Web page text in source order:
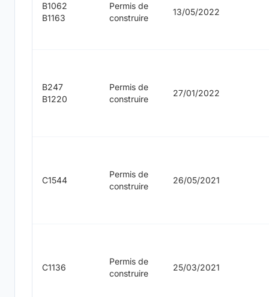
B1062
B1163
Permis de
construire
13/05/2022
B247
B1220
Permis de
construire
27/01/2022
C1544
Permis de
construire
26/05/2021
C1136
Permis de
construire
25/03/2021